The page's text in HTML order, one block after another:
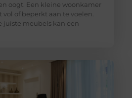
oogt. Een kleine woonkamer
of beperkt aan te voelen.
juiste meubels kan een